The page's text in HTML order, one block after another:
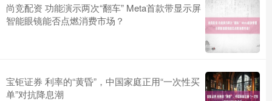
尚竞配资 功能演示两次“翻车” Meta首款带显示屏
智能眼镜能否点燃消费市场？
宝钜证券 利率的“黄昏”，中国家庭正用“一次性买
单”对抗降息潮